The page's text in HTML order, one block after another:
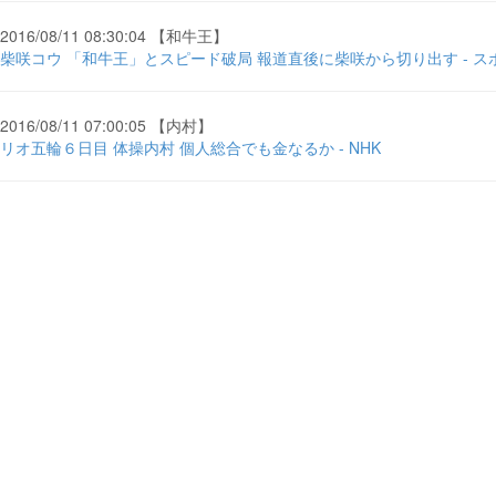
2016/08/11 08:30:04 【和牛王】
柴咲コウ 「和牛王」とスピード破局 報道直後に柴咲から切り出す - ス
2016/08/11 07:00:05 【内村】
リオ五輪６日目 体操内村 個人総合でも金なるか - NHK